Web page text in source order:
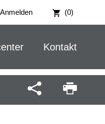
Anmelden (0)
Kontakt